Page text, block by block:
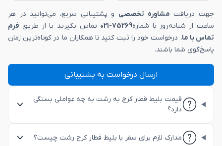
جهت دریافت مشاوره تخصصی و پشتیبانی سریع، می‌توانید در هر
ساعت از شبانه‌روز با شماره75269-021 تماس بگیرید یا از طریق فرم
تماس با ما، درخواست خود را ثبت کنید تا همکاران ما در کوتاه‌ترین زمان
پاسخ‌گوی شما باشند.
ارسال درخواست به پشتیبانی
قیمت بلیط قطار کرج به رشت به چه عواملی بستگی
دارد؟
مدارک لازم برای سفر با بلیط قطار کرج رشت چیست؟